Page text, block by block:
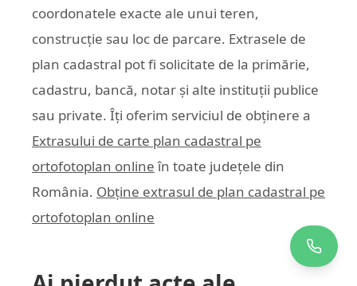
coordonatele exacte ale unui teren,
construcție sau loc de parcare. Extrasele de
plan cadastral pot fi solicitate de la primărie,
cadastru, bancă, notar și alte instituții publice
sau private. Îți oferim serviciul de obținere a
Extrasului de carte plan cadastral pe
ortofotoplan online în toate județele din
România. Obține extrasul de plan cadastral pe
ortofotoplan online